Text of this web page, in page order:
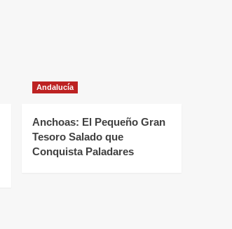
Andalucía
Anchoas: El Pequeño Gran
Tesoro Salado que
Conquista Paladares